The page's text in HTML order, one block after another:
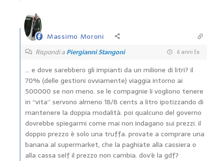
Massimo Moroni
Rispondi aPiergianni Stangoni 6 anni fa
… e dove sarebbero gli impianti da un milione di litri? il
70% (delle gestioni ovviamente) viaggia intorno ai
500000 se non meno. se le compagnie li vogliono tenere
in “vita” servono almeno 18/8 cents a litro ipotizzando di
mantenere la doppia modalità. poi qualcuno del governo
dovrebbe spiegarmi come mai non indagano sui prezzi. il
doppio prezzo è solo una truffa. provate a comprare una
banana al supermarket, che la paghiate alla cassiera o
alla cassa self il prezzo non cambia. dov’è la gdf?